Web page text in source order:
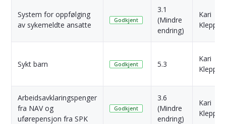
System for oppfølging
av sykemeldte ansatte
Godkjent
3.1
(Mindre
endring)
Kari
Klepp
Sykt barn Godkjent 5.3
Kari
Klepp
Arbeidsavklaringspenger
fra NAV og
uførepensjon fra SPK
Godkjent
3.6
(Mindre
endring)
Kari
Klepp